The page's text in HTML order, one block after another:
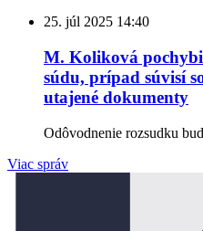
25. júl 2025 14:40
M. Koliková
súdu, prípad súvisí
utajené dokumenty
Odôvodnenie rozsudku
Viac správ